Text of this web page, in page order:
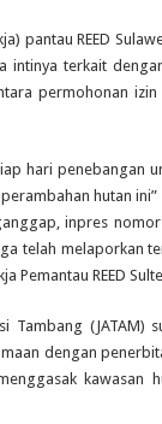
pantau REED
intinya terkait
permohonan
hari penebangan
hutan ini”
inpres
telah melaporkan
Pemantau REED
Tambang (JATAM)
dengan
kawasan